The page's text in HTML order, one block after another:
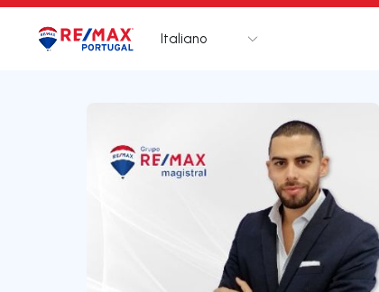
Logo Vai alla homepage
Italiano